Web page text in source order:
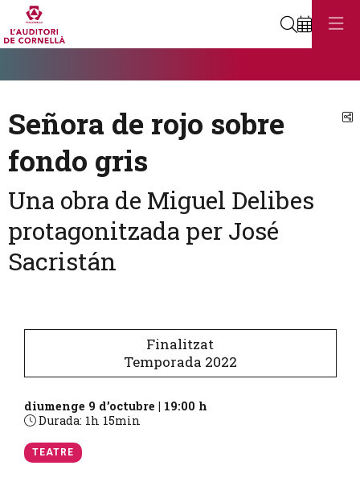
Cerca
Señora de rojo sobre
fondo gris
Una obra de Miguel Delibes
protagonitzada per José
Sacristán
Finalitzat
Temporada 2022
diumenge 9 d’octubre | 19:00 h
Durada:1h 15min
TEATRE